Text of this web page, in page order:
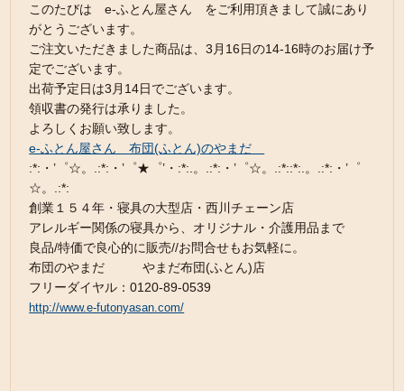
このたびは e-ふとん屋さん をご利用頂きまして誠にあり
がとうございます。
ご注文いただきました商品は、3月16日の14-16時のお届け予
定でございます。
出荷予定日は3月14日でございます。
領収書の発行は承りました。
よろしくお願い致します。
e-ふとん屋さん 布団(ふとん)のやまだ
:*:・’゜☆。.:*:・’゜★゜’・:*:.。.:*:・’゜☆。.:*::*:.。.:*:・’゜
☆。.:*:
創業１５４年・寝具の大型店・西川チェーン店
アレルギー関係の寝具から、オリジナル・介護用品まで
良品/特価で良心的に販売//お問合せもお気軽に。
布団のやまだ やまだ布団(ふとん)店
フリーダイヤル：0120-89-0539
http://www.e-futonyasan.com/